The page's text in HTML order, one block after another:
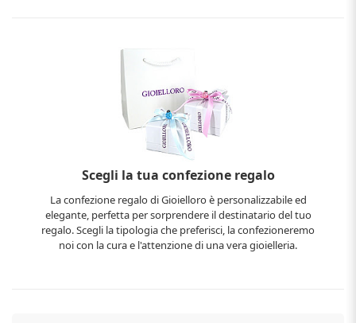
Scegli la tua confezione regalo
La confezione regalo di Gioielloro è personalizzabile ed
elegante, perfetta per sorprendere il destinatario del tuo
regalo. Scegli la tipologia che preferisci, la confezioneremo
noi con la cura e l'attenzione di una vera gioielleria.